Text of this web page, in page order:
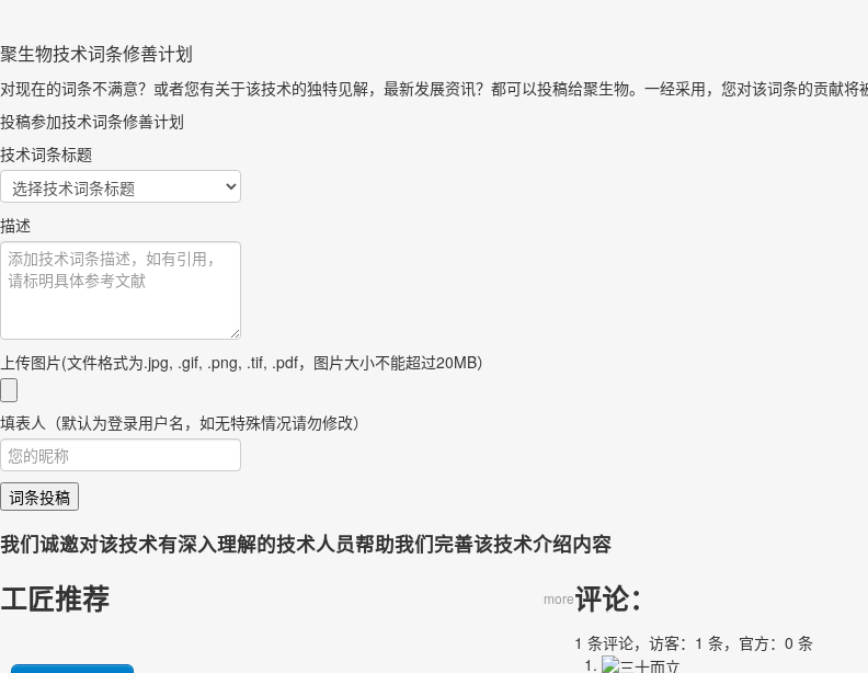
聚生物技术词条修善计划
对现在的词条不满意？或者您有关于该技术的独特见解，最新发展资讯？都可以投稿给聚生物。一经采用，您对该词条的贡献将
投稿参加技术词条修善计划
技术词条标题
描述
上传图片(文件格式为.jpg, .gif, .png, .tif, .pdf，图片大小不能超过20MB）
填表人（默认为登录用户名，如无特殊情况请勿修改）
词条投稿
我们诚邀对该技术有深入理解的技术人员帮助我们完善该技术介绍内容
工匠推荐 more评论：
1 条评论，访客：1 条，官方：0 条